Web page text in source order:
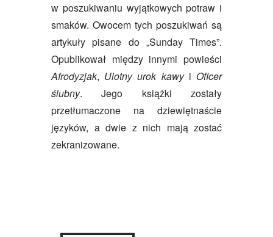
w poszukiwaniu wyjątkowych potraw i
smaków. Owocem tych poszukiwań są
artykuły pisane do „Sunday Times”.
Opublikował między innymi powieści
Afrodyzjak, Ulotny urok kawyi Oficer
ślubny. Jego książki zostały
przetłumaczone na dziewiętnaście
języków, a dwie z nich mają zostać
zekranizowane.